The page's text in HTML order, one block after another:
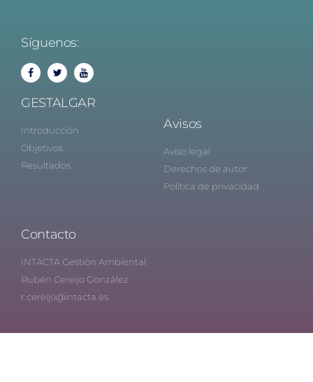
Síguenos:
GESTALGAR
Introducción
Objetivos
Resultados
Avisos
Aviso legal
Derechos de autor
Política de privacidad
Contacto
INTACTA Gestión Ambiental
Rubén Cereijo González
r.cereijo@intacta.es